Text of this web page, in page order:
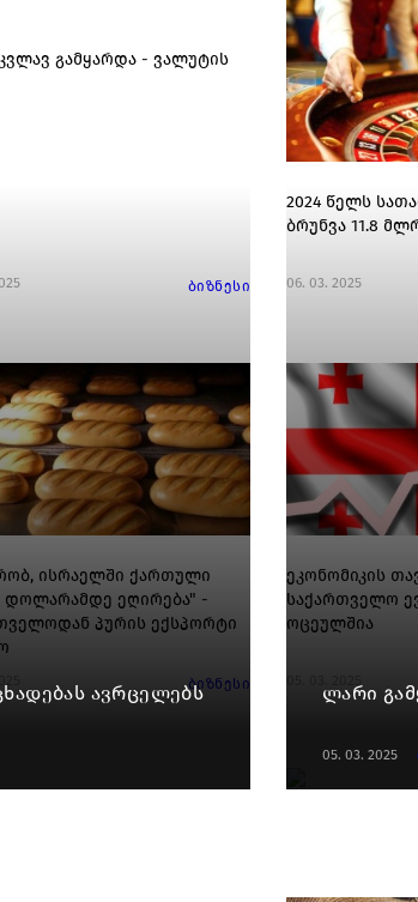
გამყარდა - ვალუტის
ბიზნესი
2024 წელს
ბრუნვა 11.8
06. 03. 2025
ისრაელში ქართული
დოლარამდე ეღირება" -
პურის ექსპორტი
ბიზნესი
ეკონომიკის
საქართველო
ოცეულშია
ავრცელებს ლარი
05. 03. 2025